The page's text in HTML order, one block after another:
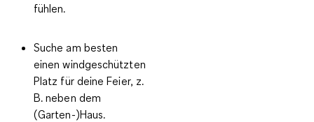
fühlen.
Suche am besten
einenwindgeschützten
Platz für deine Feier, z.
B. neben dem
(Garten-)Haus.